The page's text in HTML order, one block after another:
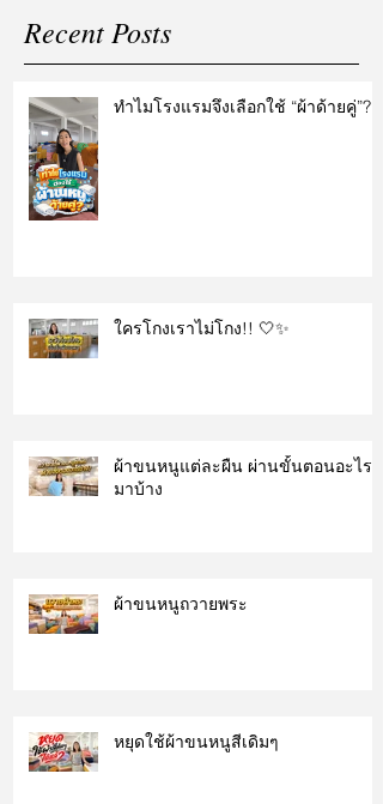
Recent Posts
ทำไมโรงแรมจึงเลือกใช้ “ผ้าด้ายคู่”?
ใครโกงเราไม่โกง!! 🤍✨
ผ้าขนหนูแต่ละผืน ผ่านขั้นตอนอะไร
มาบ้าง
ผ้าขนหนูถวายพระ
หยุดใช้ผ้าขนหนูสีเดิมๆ